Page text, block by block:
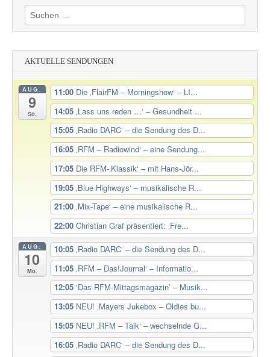
Suchen
nach:
AKTUELLE SENDUNGEN
AUG.
9
So.
11:00 Die ‚FlairFM – Morningshow‘ – LI...
14:05 ‚Lass uns reden …‘ – Gesundheit ...
15:05 ‚Radio DARC‘ – die Sendung des D...
16:05 ‚RFM – Radiowind‘ – eine Sendung...
17:05 Die RFM-‚Klassik‘ – mit Hans-Jör...
19:05 ‚Blue Highways‘ – musikalische R...
21:00 ‚Mix-Tape‘ – eine musikalische R...
22:00 Christian Graf präsentiert: ‚Fre...
AUG.
10
Mo.
10:05 ‚Radio DARC‘ – die Sendung des D...
11:05 ‚RFM – Das!Journal‘ – Informatio...
12:05 ‘Das RFM-Mittagsmagazin’ – Musik...
13:05 NEU! ‚Mayers Jukebox – Oldies bu...
15:05 NEU! ‚RFM – Talk‘ – wechselnde G...
16:05 ‚Radio DARC‘ – die Sendung des D...